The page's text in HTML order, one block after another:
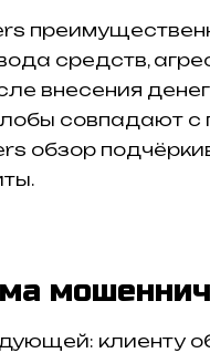
средств,
внесения
совпадают с
обзор
клиенту